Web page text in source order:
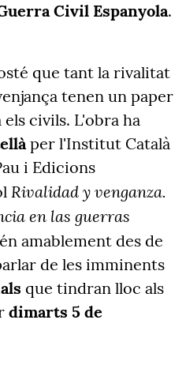
Civil Espanyola.
que tant la rivalitat
tenen un paper
civils. L'obra ha
per l'Institut Català
i Edicions
Rivalidad y venganza.
en las guerras
amablement des de
de les imminents
que tindran lloc als
dimarts 5 de